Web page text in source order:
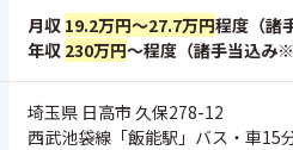
月収 19.2万円～27.7万円程度（諸
年収 230万円～程度（諸手当込み※
埼玉県 日高市 久保278-12
西武池袋線「飯能駅」バス・車15